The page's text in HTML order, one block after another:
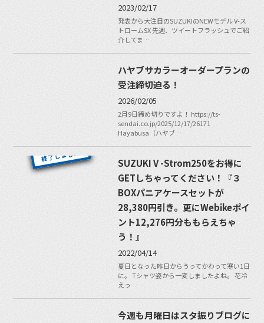
2023/02/17
発表から大注目のSUZUKIのNEWモデル V-ス
トロームSX 先週、ツイートフラッシュでご紹
介してま…
ハヤブサカラーオーダープランの
受注締切迫る！
2026/02/05
2月9日締め切りですよ！ https://ts-
sendai.co.jp/2025/12/17/26171
Hayabusa（ハヤブ…
SUZUKI V -Strom250をお得に
GETしちゃってください！『３
BOXパニアケースセットが
28,380円引き。更にWebikeポイ
ント12,276円分ももらえちゃ
う！』
2022/04/14
夏日となった昨日からうってかわって寒い1日
に。 Tシャツ姿から一変しましたよね。 花冷
えっ…
今週も月曜日はスタ振りブログに